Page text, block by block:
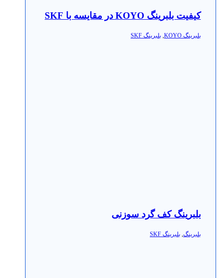
کیفیت بلبرینگ KOYO در مقایسه با SKF
بلبرینگ KOYO بلبرینگ SKF
بلبرینگ کف گرد سوزنی
بلبرینگ, بلبرینگ SKF